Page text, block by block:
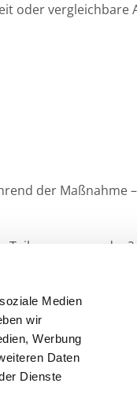
Medien
wir
Werbung
Daten
Dienste
oder vergleichbare
der Maßnahme
von uns werden?